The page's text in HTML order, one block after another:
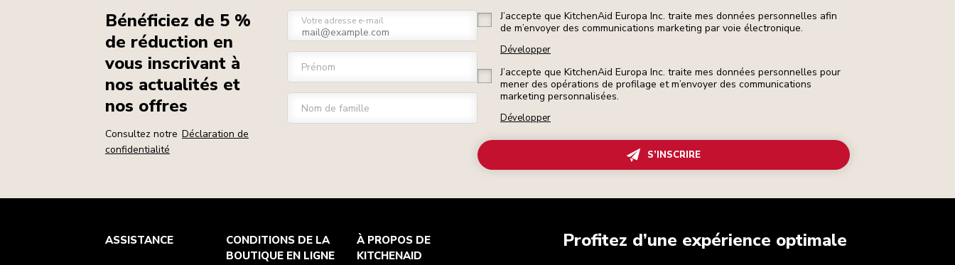
Bénéficiez de 5 %
de réduction en
vous inscrivant à
nos actualités et
nos offres
Consultez notre Déclaration de
confidentialité
Votre adresse e-mail
Prénom
Nom de famille
J’accepte que KitchenAid Europa Inc. traite mes données personnelles afin
de m’envoyer des communications marketing par voie électronique.
Développer
J’accepte que KitchenAid Europa Inc. traite mes données personnelles pour
mener des opérations de profilage et m’envoyer des communications
marketing personnalisées.
Développer
S’INSCRIRE
Profitez d’une expérience optimale
Service après-vente
Suivez votre commande
Conditions générales de vente
Expédition et livraison
La marque
Notre histoire
Trouver une boutique
ASSISTANCE
CONDITIONS DE LA
BOUTIQUE EN LIGNE
À PROPOS DE
KITCHENAID